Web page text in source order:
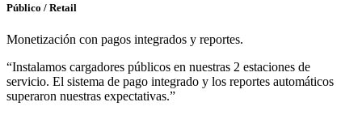
Público / Retail
Monetización con pagos integrados y reportes.
“Instalamos cargadores públicos en nuestras 2 estaciones de
servicio. El sistema de pago integrado y los reportes automáticos
superaron nuestras expectativas.”